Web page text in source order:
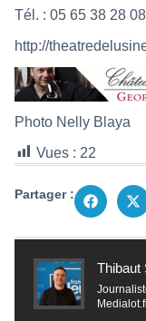
Tél. : 05 65 38 28 08
http://
Photo Nelly Blaya
Vues : 22
Partager :
Thibaut